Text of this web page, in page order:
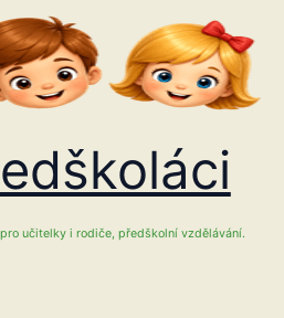
učitelky i rodiče, předškolní vzdělávání.